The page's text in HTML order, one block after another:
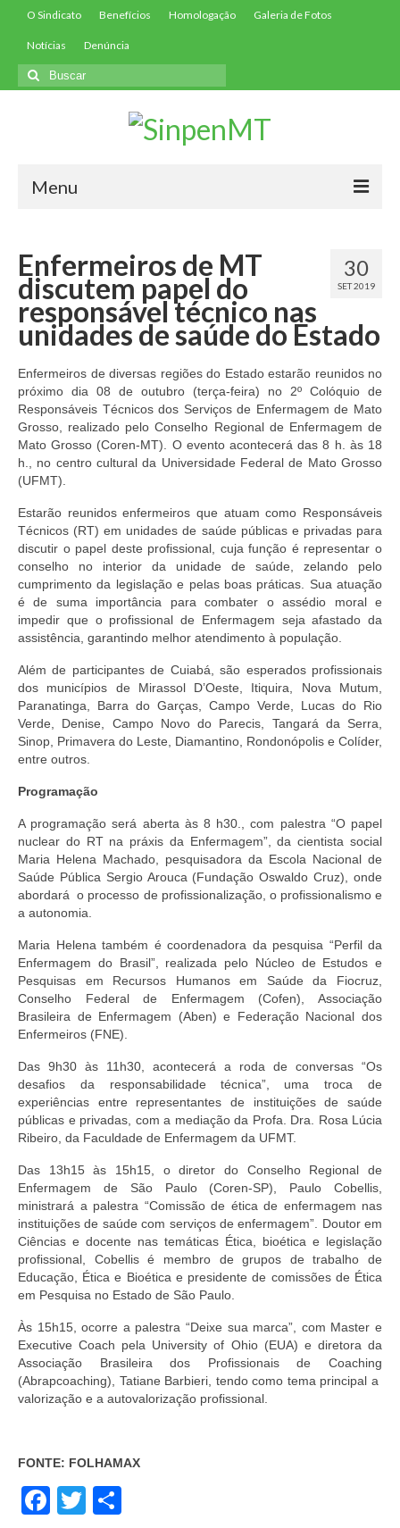
O Sindicato Benefícios Homologação Galeria de Fotos
Notícias Denúncia
Buscar
por:
Menu
Filie-se
Convenções
Contribuições
Contribuição Assistencial
Doc. Publicados
Notícias
Contato
30
SET 2019
Enfermeiros de MT
discutem papel do
responsável técnico nas
unidades de saúde do Estado
Enfermeiros de diversas regiões do Estado estarão reunidos no
próximo dia 08 de outubro (terça-feira) no 2º Colóquio de
Responsáveis Técnicos dos Serviços de Enfermagem de Mato
Grosso, realizado pelo Conselho Regional de Enfermagem de
Mato Grosso (Coren-MT). O evento acontecerá das 8 h. às 18
h., no centro cultural da Universidade Federal de Mato Grosso
(UFMT).
Estarão reunidos enfermeiros que atuam como Responsáveis
Técnicos (RT) em unidades de saúde públicas e privadas para
discutir o papel deste profissional, cuja função é representar o
conselho no interior da unidade de saúde, zelando pelo
cumprimento da legislação e pelas boas práticas. Sua atuação
é de suma importância para combater o assédio moral e
impedir que o profissional de Enfermagem seja afastado da
assistência, garantindo melhor atendimento à população.
Além de participantes de Cuiabá, são esperados profissionais
dos municípios de Mirassol D’Oeste, Itiquira, Nova Mutum,
Paranatinga, Barra do Garças, Campo Verde, Lucas do Rio
Verde, Denise, Campo Novo do Parecis, Tangará da Serra,
Sinop, Primavera do Leste, Diamantino, Rondonópolis e Colíder,
entre outros.
Programação
A programação será aberta às 8 h30., com palestra “O papel
nuclear do RT na práxis da Enfermagem”, da cientista social
Maria Helena Machado, pesquisadora da Escola Nacional de
Saúde Pública Sergio Arouca (Fundação Oswaldo Cruz), onde
abordará o processo de profissionalização, o profissionalismo e
a autonomia.
Maria Helena também é coordenadora da pesquisa “Perfil da
Enfermagem do Brasil”, realizada pelo Núcleo de Estudos e
Pesquisas em Recursos Humanos em Saúde da Fiocruz,
Conselho Federal de Enfermagem (Cofen), Associação
Brasileira de Enfermagem (Aben) e Federação Nacional dos
Enfermeiros (FNE).
Das 9h30 às 11h30, acontecerá a roda de conversas “Os
desafios da responsabilidade técnica”, uma troca de
experiências entre representantes de instituições de saúde
públicas e privadas, com a mediação da Profa. Dra. Rosa Lúcia
Ribeiro, da Faculdade de Enfermagem da UFMT.
Das 13h15 às 15h15, o diretor do Conselho Regional de
Enfermagem de São Paulo (Coren-SP), Paulo Cobellis,
ministrará a palestra “Comissão de ética de enfermagem nas
instituições de saúde com serviços de enfermagem”. Doutor em
Ciências e docente nas temáticas Ética, bioética e legislação
profissional, Cobellis é membro de grupos de trabalho de
Educação, Ética e Bioética e presidente de comissões de Ética
em Pesquisa no Estado de São Paulo.
Às 15h15, ocorre a palestra “Deixe sua marca”, com Master e
Executive Coach pela University of Ohio (EUA) e diretora da
Associação Brasileira dos Profissionais de Coaching
(Abrapcoaching), Tatiane Barbieri, tendo como tema principal a
valorização e a autovalorização profissional.
FONTE: FOLHAMAX
Facebook
Twitter